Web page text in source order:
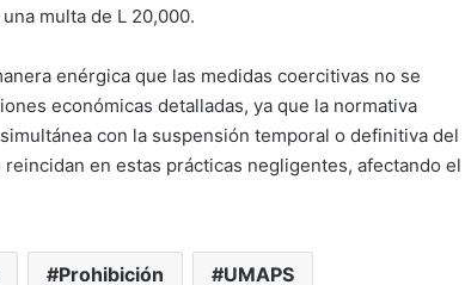
multa de L 20,000.
enérgica que las medidas coercitivas no se
económicas detalladas, ya que la normativa
con la suspensión temporal o definitiva del
en estas prácticas negligentes, afectando el
Prohibición UMAPS